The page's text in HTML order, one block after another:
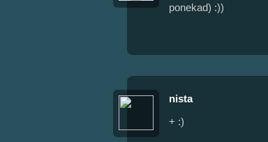
ponekad) :))
nista
+ :)